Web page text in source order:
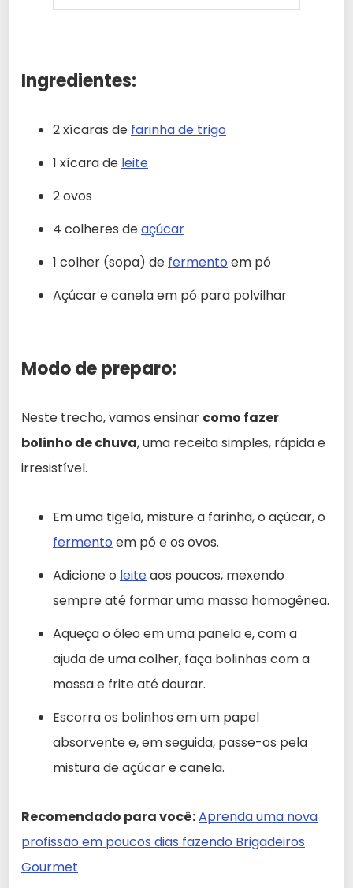
Ingredientes:
2 xícaras de farinha de trigo
1 xícara de leite
2 ovos
4 colheres deaçúcar
1 colher (sopa) de fermento em pó
Açúcar e canela em pó para polvilhar
Modo de preparo:
Neste trecho, vamos ensinar como fazer
bolinho de chuva, uma receita simples, rápida e
irresistível.
Em uma tigela, misture a farinha, o açúcar, o
fermento em pó e os ovos.
Adicione o leiteaos poucos, mexendo
sempre até formar uma massa homogênea.
Aqueça o óleo em uma panela e, com a
ajuda de uma colher, faça bolinhas com a
massa e frite até dourar.
Escorra os bolinhos em um papel
absorvente e, em seguida, passe-os pela
mistura de açúcar e canela.
Recomendado para você:Aprenda uma nova
profissão em poucos dias fazendo Brigadeiros
Gourmet